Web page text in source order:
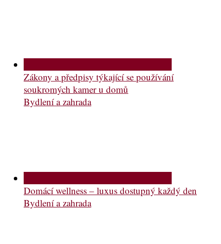
Zákony a předpisy týkající se používání
soukromých kamer u domů
Bydlení a zahrada
Domácí wellness – luxus dostupný každý den
Bydlení a zahrada